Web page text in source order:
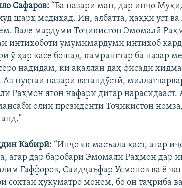
Сафаров: “Ба назари ман, дар инҷо
шарҳ медиҳад. Ин, албатта, ҳаққи ӯст
Вале мардуми Тоҷикистон Эмомалӣ
интихоботи умумимардумӣ интихоб
ӯ ҳар касе бошад, камрангтар ба назар
надидам, ки ақаллан даҳ фисади
нуқтаи назари ватандӯстӣ,
Раҳмон ягон нафари дигар нарасидааст.
олии президенти Тоҷикистон
Кабирӣ: “Инҷо як масъала ҳаст, агар
агар дар баробари Эмомалӣ Раҳмон дар
Ғаффоров, Саидҷаъфар Усмонов ва ё
сохтаи ҳукуматро монем, бо он таҷриба